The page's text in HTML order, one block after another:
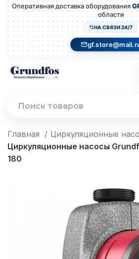
Оперативная доставка оборудования
области
НА СВЯЗИ 24/7
Главная Циркуляционные
Циркуляционные насосы
180